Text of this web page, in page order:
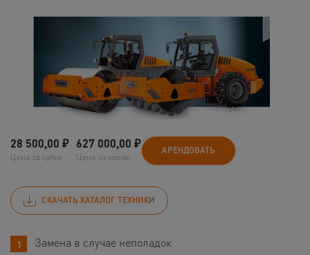
28 500,00 ₽
Цена за сутки
627 000,00 ₽
Цена за месяц
АРЕНДОВАТЬ
СКАЧАТЬ КАТАЛОГ ТЕХНИКИ
Замена в случае неполадок